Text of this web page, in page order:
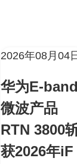
2026年08月04
华为E-
微波产品
RTN 3800
获2026年iF